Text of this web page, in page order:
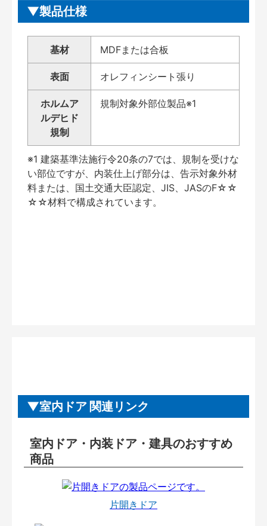
製品仕様
基材 MDFまたは合板
表面 オレフィンシート張り
ホルムア
ルデヒド
規制
規制対象外部位製品※1
※1 建築基準法施行令20条の7では、規制を受けな
い部位ですが、内装仕上げ部分は、告示対象外材
料または、国土交通大臣認定、JIS、JASのF☆☆
☆☆材料で構成されています。
室内ドア 関連リンク
室内ドア・内装ドア・建具のおすすめ
商品
片開きドア